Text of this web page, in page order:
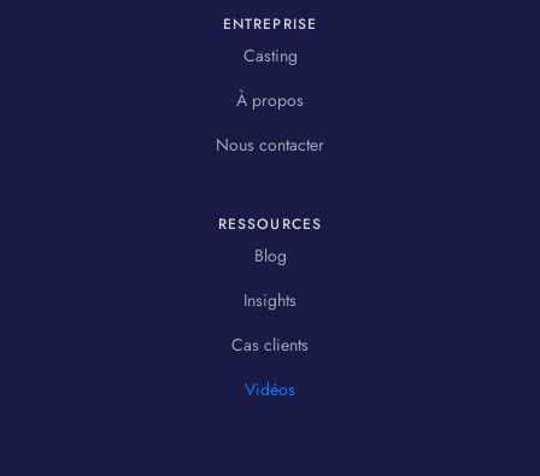
ENTREPRISE
Casting
À propos
Nous contacter
RESSOURCES
Blog
Insights
Cas clients
Vidéos